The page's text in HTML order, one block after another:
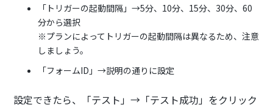
「トリガーの起動間隔」→5分、10分、15分、30分、60
分から選択
※プランによってトリガーの起動間隔は異なるため、注意
しましょう。
「フォームID」→説明の通りに設定
設定できたら、「テスト」→「テスト成功」をクリック